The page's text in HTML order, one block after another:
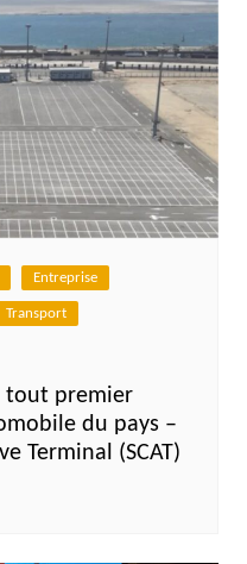
Entreprise
Transport
tout premier
du pays –
Terminal (SCAT)